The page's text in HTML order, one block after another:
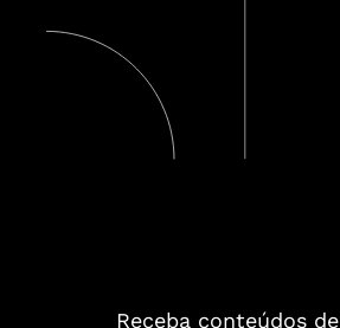
Receba conteúdos de